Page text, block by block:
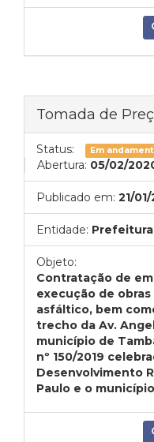
Tomada de
Status: Em
Abertura: 05/02/
Publicado em: 21/
Entidade:
Objeto:
Contratação de
execução de
asfáltico, bem
trecho da Av.
município de
nº 150/2019
Desenvolvimento
Paulo e o